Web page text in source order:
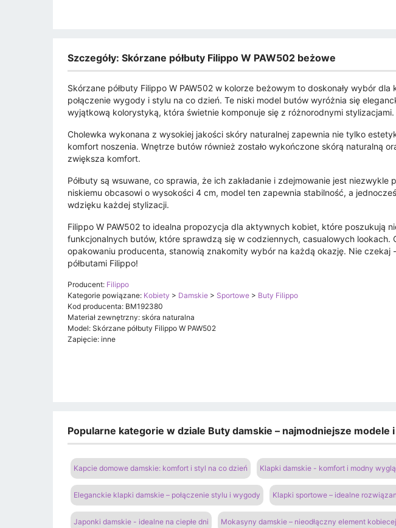
Szczegóły: Skórzane półbuty Filippo W PAW502 beżowe
Skórzane półbuty Filippo W PAW502 w kolorze beżowym to doskonały wybór
połączenie wygody i stylu na co dzień. Te niski model butów wyróżnia się
wyjątkową kolorystyką, która świetnie komponuje się z różnorodnymi stylizacjami.
Cholewka wykonana z wysokiej jakości skóry naturalnej zapewnia nie tylko
komfort noszenia. Wnętrze butów również zostało wykończone skórą naturalną
zwiększa komfort.
Półbuty są wsuwane, co sprawia, że ich zakładanie i zdejmowanie jest niezwykle
niskiemu obcasowi o wysokości 4 cm, model ten zapewnia stabilność, a
wdzięku każdej stylizacji.
Filippo W PAW502 to idealna propozycja dla aktywnych kobiet, które poszukują
funkcjonalnych butów, które sprawdzą się w codziennych, casualowych lookach.
opakowaniu producenta, stanowią znakomity wybór na każdą okazję. Nie czekaj
półbutami Filippo!
Producent: Filippo
Kategorie powiązane: Kobiety > Damskie > Sportowe > Buty Filippo
Kod producenta: BM192380
Materiał zewnętrzny: skóra naturalna
Model: Skórzane półbuty Filippo W PAW502
Zapięcie: inne
Popularne kategorie w dziale Buty damskie – najmodniejsze
Kapcie domowe damskie: komfort i styl na co dzień Klapki damskie - komfort i modny
Eleganckie klapki damskie – połączenie stylu i wygody Klapki sportowe – idealne
Japonki damskie - idealne na ciepłe dni Mokasyny damskie – nieodłączny element